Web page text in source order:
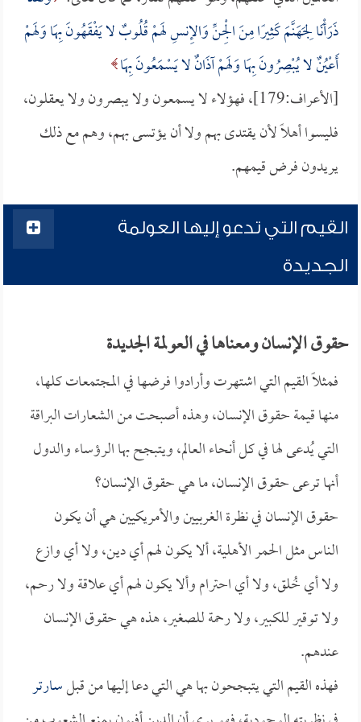
ذَرَأْنَا لِجَهَنَّمَ كَثِيرًا مِنَ الْجِنِّ وَالإِنسِ لَهمْ قُلُوبٌ لا يَفْقَهُونَ بِهَا وَلَهمْ
أَعْيُنٌ لا يُبْصِرُونَ بِهَا وَلَهمْ آذَانٌ لا يَسْمَعُونَ بِهَا
[الأعراف:179]، فهؤلاء لا يسمعون ولا يبصرون ولا يعقلون،
فليسوا أهلاً لأن يقتدى بهم ولا أن يؤتسى بهم، وهم مع ذلك
يريدون فرض قيمهم.
القيم التي تدعو إليها العولمة
الجديدة
حقوق الإنسان ومعناها في العولمة الجديدة
فمثلاً القيم التي اشتهرت وأرادوا فرضها في المجتمعات كلها،
منها قيمة حقوق الإنسان، وهذه أصبحت من الشعارات البراقة
التي يُدعى لها في كل أنحاء العالم، ويتبجح بها الرؤساء والدول
أنها ترعى حقوق الإنسان، ما هي حقوق الإنسان؟
حقوق الإنسان في نظرة الغربيين والأمريكيين هي أن يكون
الناس مثل الحمر الأهلية، ألا يكون لهم أي دين، ولا أي وازع
ولا أي خُلق، ولا أي احترام وألا يكون لهم أي علاقة ولا رحم،
ولا توقير للكبير، ولا رحمة للصغير، هذه هي حقوق الإنسان
عندهم.
فهذه القيم التي يتبجحون بها هي التي دعا إليها من قبلسارتر